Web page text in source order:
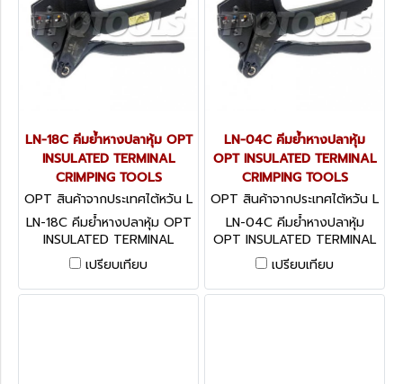
LN-18C คีมย้ำหางปลาหุ้ม OPT
INSULATED TERMINAL
CRIMPING TOOLS
OPT สินค้าจากประเทศไต้หวัน L
N-18C
LN-18C คีมย้ำหางปลาหุ้ม OPT
INSULATED TERMINAL
CRIMPING TOOLS
เปรียบเทียบ
LN-04C คีมย้ำหางปลาหุ้ม
OPT INSULATED TERMINAL
CRIMPING TOOLS
OPT สินค้าจากประเทศไต้หวัน L
N-04C
LN-04C คีมย้ำหางปลาหุ้ม
OPT INSULATED TERMINAL
CRIMPING TOOLS
เปรียบเทียบ